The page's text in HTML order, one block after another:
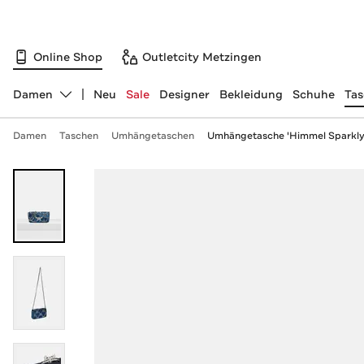
Online Shop Outletcity Metzingen
Abteilung ändern, ausgewählt:
Damen Neu Sale Designer Bekleidung Schuhe
Damen Taschen Umhängetaschen Umhängetasche 'Himmel